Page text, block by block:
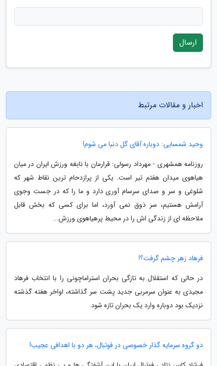
ارسال
اخبار و مقالات مرتبط
وحید شمسایی: دوباره آقای گل دنیا می شوم!
روزنامه همشهری - مهرداد رسولی: قرارمان با نابغه ورزش ایران در میان
هیاهوی میدان هفتم تیر است. یکی از پرازدحام ترین نقاط شهر که
شلوغی و سر و صدای سرسام آوری دارد و ما را که در جست وجوی
آرامش هستیم، سر ذوق نمی آورد، اما برای کسی که بخش قابل
ملاحظه ای از زندگی اش را در محیط پرهیاهوی ورزش...
فرهاد زهر چشم گرفت؟!
در حالی که استقلال به تازگی بحران استراماچونی را با انتخاب فرهاد
مجیدی به عنوان سرمربی جدید پشت سر گذاشته، اواخر هفته گذشته
نزدیک بود دوباره وارد یک بحران تازه شود.
دو گروه سرمایه گذار خصوصی در فوتبال، هر دو با اهدافی عجیب!